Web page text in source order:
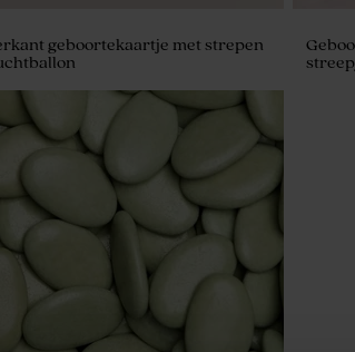
geboortekaartje met strepen